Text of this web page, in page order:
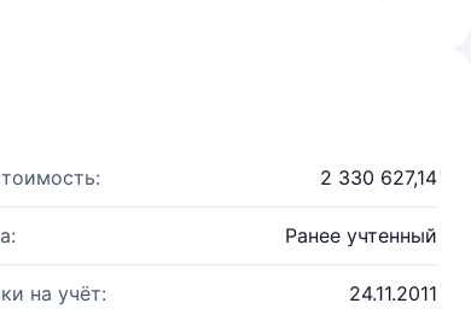
2 330 627,14
Ранее учтенный
на учёт: 24.11.2011